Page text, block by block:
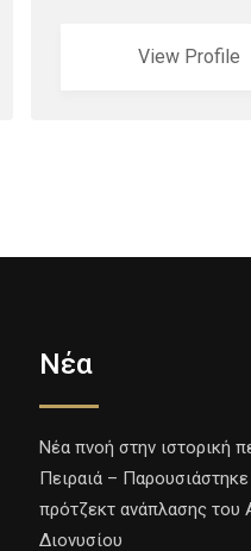
View Profile
Νέα
Νέα πνοή στην ιστορική
Πειραιά –
πρότζεκτ ανάπλασης του
Διονυσίου